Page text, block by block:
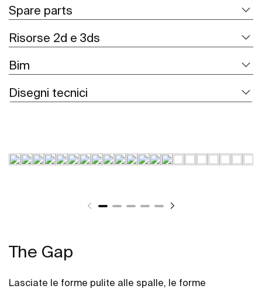
Spare parts
Risorse 2d e 3ds
Bim
Disegni tecnici
The Gap
Lasciate le forme pulite alle spalle, le forme